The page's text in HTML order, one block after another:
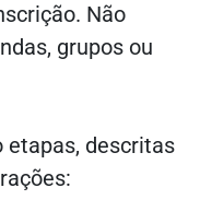
Não
grupos ou
etapas, descritas